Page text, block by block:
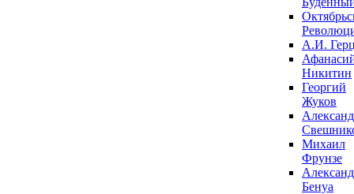
А.И.
Никитин
Георгий
Жуков
Михаил
Фрунзе
Бенуа